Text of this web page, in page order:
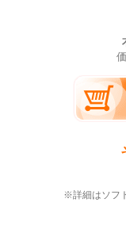
※詳細はソフ